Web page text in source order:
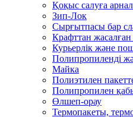
Қоқыс салуға
Зип-Лок
Сырғытпасы бар
Крафттан жасалған
Курьерлік және
Полипропиленді
Майка
Полиэтилен
Полипропилен
Өлшеп-орау
Термопакеты,